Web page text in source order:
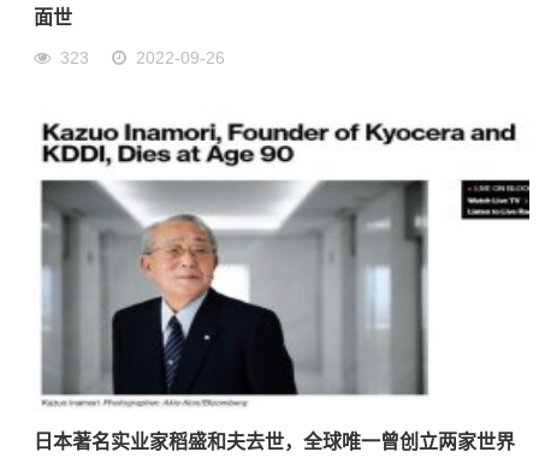
面世
323 2022-09-26
日本著名实业家稻盛和夫去世，全球唯一曾创立两家世界